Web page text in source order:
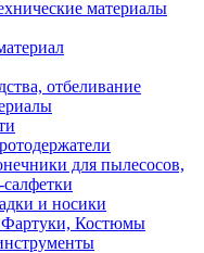
материалы
отбеливание
для пылесосов,
и носики
Костюмы